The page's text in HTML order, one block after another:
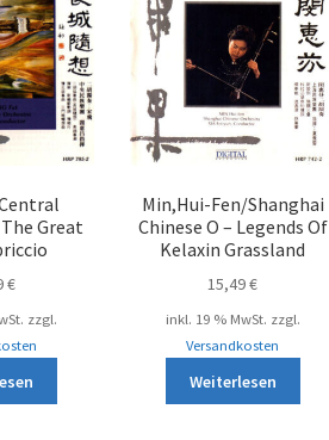
Great
€
zzgl.
Min,Hui-Fen/Shanghai
Chinese O – Legends Of
Kelaxin Grassland
15,49€
inkl. 19 % MwSt. zzgl.
Versandkosten
Weiterlesen